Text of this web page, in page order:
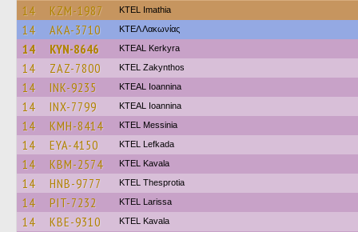
14 KZM-1987 KTEL Imathia
14 AKA-3710 ΚΤΕΛ Λακωνίας
14 KYN-8646 KTEAL Kerkyra
14 ZAZ-7800 KTEL Zakynthos
14 INK-9235 KTEAL Ioannina
14 INX-7799 KTEAL Ioannina
14 KMH-8414 KTEL Messinia
14 EYA-4150 KTEL Lefkada
14 KBM-2574 KTEL Kavala
14 HNB-9777 KTEL Thesprotia
14 PIT-7232 KTEL Larissa
14 KBE-9310 KTEL Kavala